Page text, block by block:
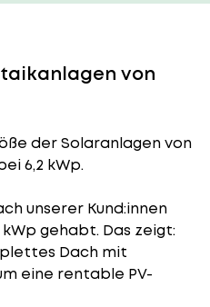
von
der Solaranlagenvon
6,2 kWp.
unserer Kund:innen
gehabt. Das zeigt:
Dach mit
eine rentable PV-